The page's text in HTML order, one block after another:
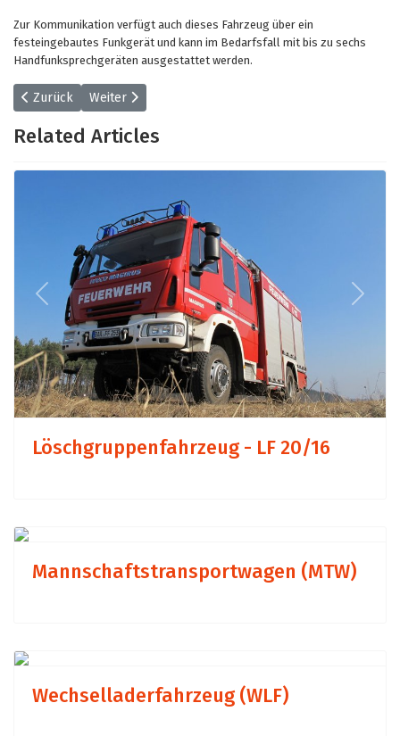
Zur Kommunikation verfügt auch dieses Fahrzeug über ein
festeingebautes Funkgerät und kann im Bedarfsfall mit bis zu sechs
Handfunksprechgeräten ausgestattet werden.
Vorheriger Beitrag: Löschgruppenfahrzeug - LF 20/16
Zurück Nächster Beitrag: Mannschaftstransportwagen (MTW)
Weiter
Related Articles
Previous Next
Löschgruppenfahrzeug - LF 20/16
Mannschaftstransportwagen (MTW)
Wechselladerfahrzeug (WLF)